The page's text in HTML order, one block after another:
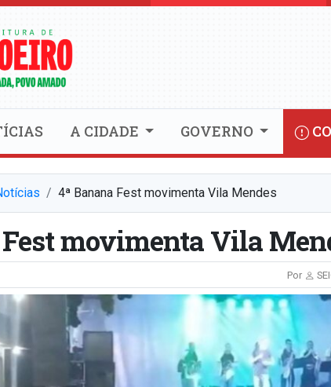
A CIDADE GOVERNO
4ª Banana Fest movimenta Vila Mendes
Fest movimenta Vila
Por